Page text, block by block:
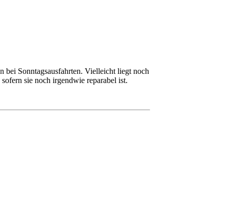
bei Sonntagsausfahrten. Vielleicht liegt noch
sie noch irgendwie reparabel ist.